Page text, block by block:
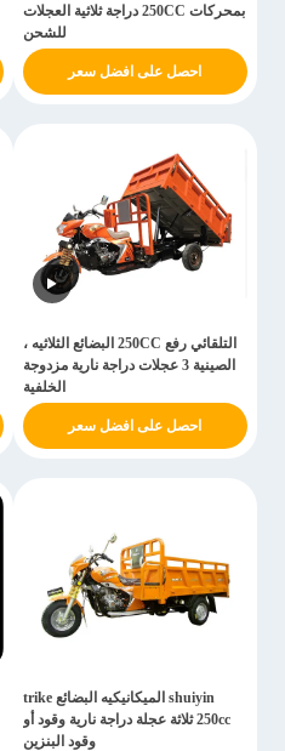
بمحركات 250CC دراجة ثلاثية العجلات
للشحن
احصل على افضل سعر
التلقائي رفع 250CC البضائع الثلاثيه ،
الصينية 3 عجلات دراجة نارية مزدوجة
الخلفية
احصل على افضل سعر
shuiyin الميكانيكيه البضائع trike
250cc ثلاثة عجلة دراجة نارية وقود أو
وقود البنزين